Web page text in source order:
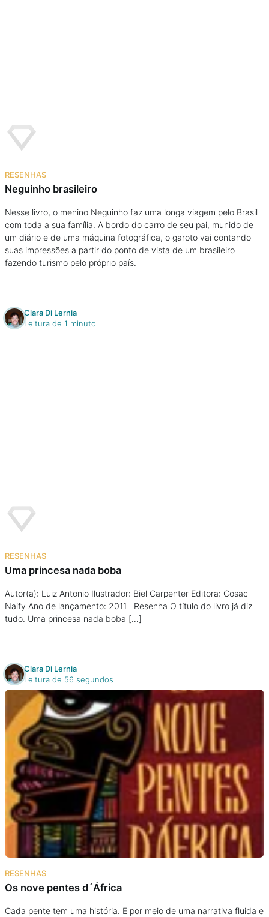
RESENHAS
Neguinho brasileiro
Nesse livro, o menino Neguinho faz uma longa viagem pelo Brasil
com toda a sua família. A bordo do carro de seu pai, munido de
um diário e de uma máquina fotográfica, o garoto vai contando
suas impressões a partir do ponto de vista de um brasileiro
fazendo turismo pelo próprio país.
Clara Di Lernia
Leitura de 1 minuto
RESENHAS
Uma princesa nada boba
Autor(a): Luiz Antonio Ilustrador: Biel Carpenter Editora: Cosac
Naify Ano de lançamento: 2011 Resenha O título do livro já diz
tudo. Uma princesa nada boba […]
Clara Di Lernia
Leitura de 56 segundos
RESENHAS
Os nove pentes d´África
Cada pente tem uma história. E por meio de uma narrativa fluida e